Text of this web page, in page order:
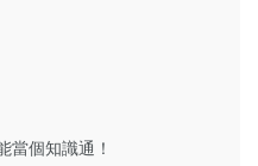
當個知識通！